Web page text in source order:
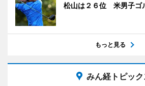
松山は２６位 米男子ゴ
もっと見る
みん経トピック